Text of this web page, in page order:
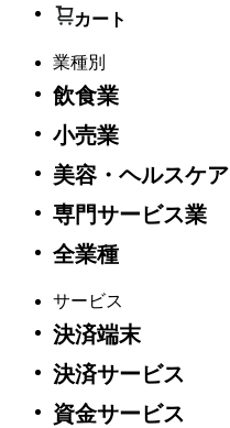
カート
業種別
飲食業
小売業
美容・ヘルスケア
専門サービス業
全業種
サービス
決済端末
決済サービス
資金サービス
以上を理解して、続行します